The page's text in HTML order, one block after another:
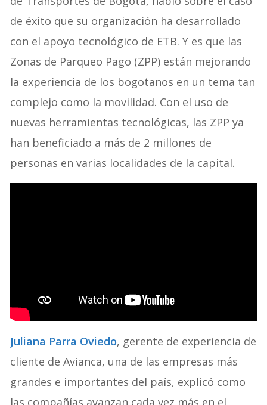
de éxito que su organización ha desarrollado
con el apoyo tecnológico de ETB. Y es que las
Zonas de Parqueo Pago (ZPP) están mejorando
la experiencia de los bogotanos en un tema tan
complejo como la movilidad. Con el uso de
nuevas herramientas tecnológicas, las ZPP ya
han beneficiado a más de 2 millones de
personas en varias localidades de la capital.
Juliana Parra Oviedo, gerente de experiencia de
cliente de Avianca, una de las empresas más
grandes e importantes del país, explicó como
las compañías avanzan cada vez más en el